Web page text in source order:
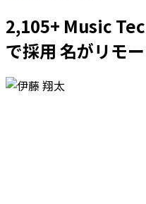
2,105+ Music
で採用 名がリモ